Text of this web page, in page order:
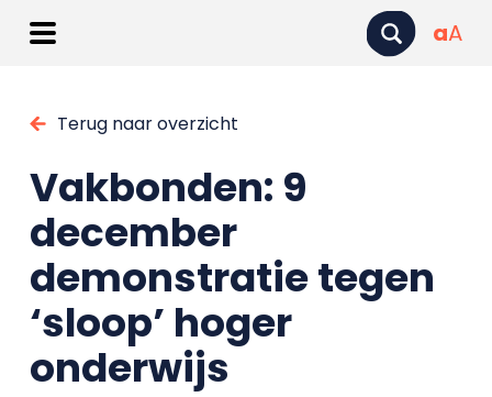
aA
Terug naar overzicht
Vakbonden: 9
december
demonstratie tegen
‘sloop’ hoger
onderwijs